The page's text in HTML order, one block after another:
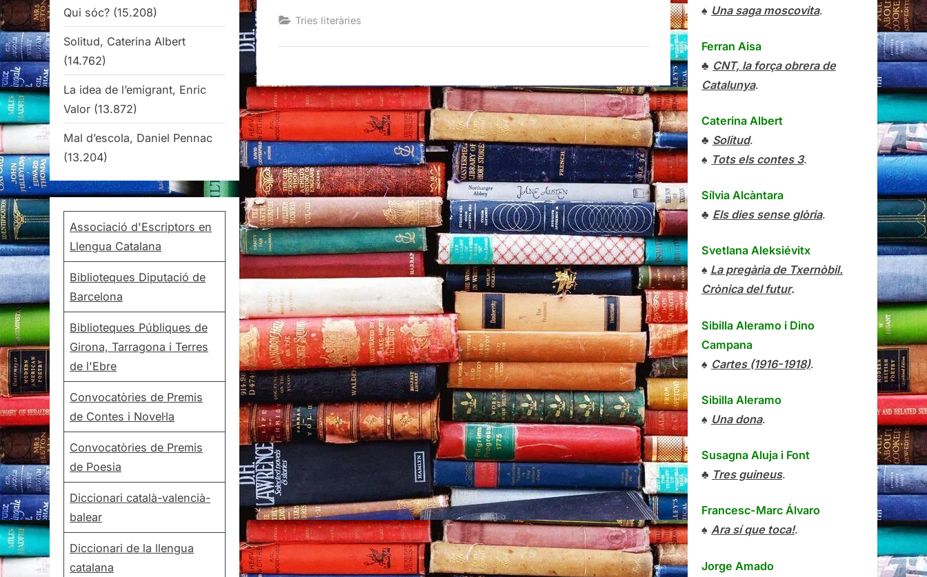
Tries literàries
Qui sóc? (15.208)
Solitud, Caterina Albert
(14.762)
La idea de l’emigrant, Enric
Valor (13.872)
Mal d’escola, Daniel Pennac
(13.204)
Associació d'Escriptors en
Llengua Catalana
Biblioteques Diputació de
Barcelona
Biblioteques Públiques de
Girona, Tarragona i Terres
de l'Ebre
Convocatòries de Premis
de Contes i Novel·la
Convocatòries de Premis
de Poesia
Diccionari català-valencià-
balear
Diccionari de la llengua
catalana
♠ Una saga moscovita.
Ferran Aisa
♣ CNT, la força obrera de
Catalunya.
Caterina Albert
♣ Solitud.
♠ Tots els contes 3.
Sílvia Alcàntara
♣ Els dies sense glòria.
Svetlana Aleksiévitx
♠ La pregària de Txernòbil.
Crònica del futur.
Sibilla Aleramo i Dino
Campana
♠ Cartes (1916-1918).
Sibilla Aleramo
♠ Una dona.
Susagna Aluja i Font
♣ Tres guineus.
Francesc-Marc Álvaro
♠ Ara sí que toca!.
Jorge Amado